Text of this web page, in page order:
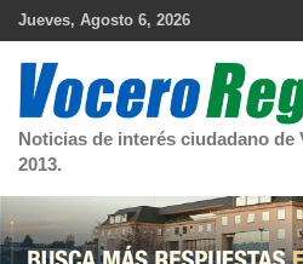
Skip
Jueves, Agosto 6, 2026
Noticias de interés ciudadano de
2013.